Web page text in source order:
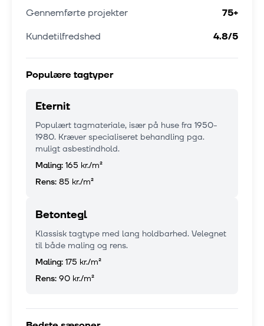
Gennemførte projekter
75+
Kundetilfredshed
4.8/5
Populære tagtyper
Eternit
Populært tagmateriale, især på huse fra 1950-
1980. Kræver specialiseret behandling pga.
muligt asbestindhold.
Maling: 165 kr./m²
Rens: 85 kr./m²
Betontegl
Klassisk tagtype med lang holdbarhed. Velegnet
til både maling og rens.
Maling: 175 kr./m²
Rens: 90 kr./m²